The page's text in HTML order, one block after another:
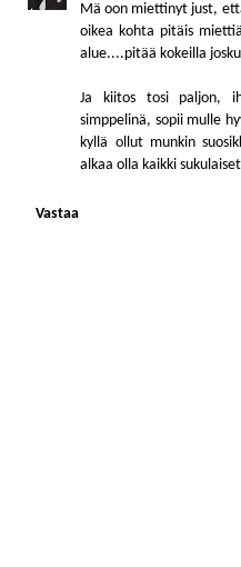
Mä oon miettinyt just,
oikea kohta pitäis
alue....pitää kokeilla
Ja kiitos tosi paljon,
simppelinä, sopii mulle
kyllä ollut munkin
alkaa olla kaikki
Vastaa